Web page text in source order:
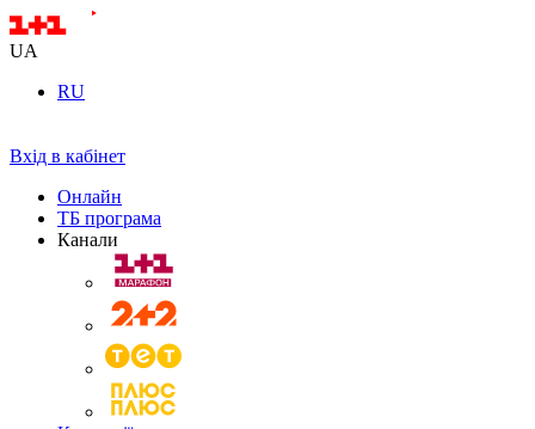
UA
RU
Вхід в кабінет
Онлайн
ТБ програма
Канали